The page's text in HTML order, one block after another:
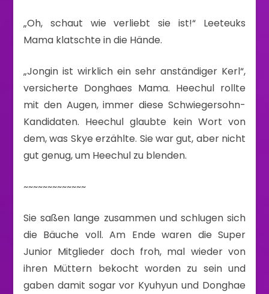
„Oh, schaut wie verliebt sie ist!“ Leeteuks
Mama klatschte in die Hände.
„Jongin ist wirklich ein sehr anständiger Kerl“,
versicherte Donghaes Mama. Heechul rollte
mit den Augen, immer diese Schwiegersohn-
Kandidaten. Heechul glaubte kein Wort von
dem, was Skye erzählte. Sie war gut, aber nicht
gut genug, um Heechul zu blenden.
~~~~~~~~~~~~~
Sie saßen lange zusammen und schlugen sich
die Bäuche voll. Am Ende waren die Super
Junior Mitglieder doch froh, mal wieder von
ihren Müttern bekocht worden zu sein und
gaben damit sogar vor Kyuhyun und Donghae